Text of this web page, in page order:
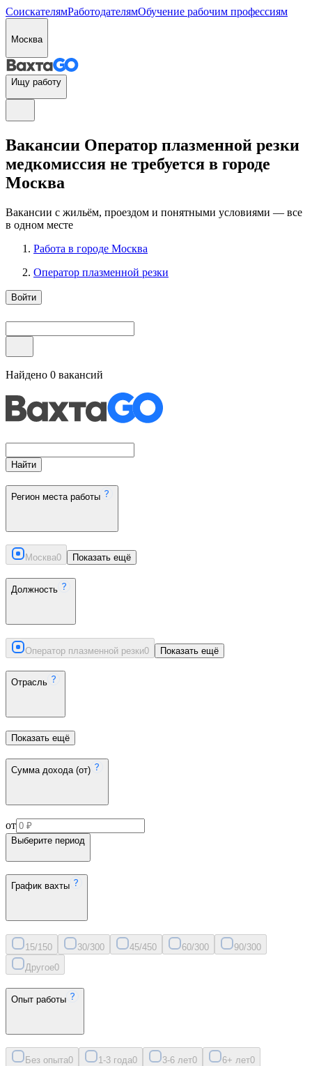
СоискателямРаботодателямОбучение рабочим профессиям
Москва
Ищу работу
Вакансии Оператор плазменной резки
медкомиссия не требуется в городе
Москва
Вакансии с жильём, проездом и понятными условиями — все
в одном месте
Работа в городе Москва
Оператор плазменной резки
Войти
Найдено 0 вакансий
Найти
Регион места работы
Москва0 Показать ещё
Должность
Оператор плазменной резки0 Показать ещё
Отрасль
Показать ещё
Сумма дохода (от)
от
Выберите период
График вахты
15/150 30/300 45/450 60/300 90/300
Другое0
Опыт работы
Без опыта0 1-3 года0 3-6 лет0 6+ лет0